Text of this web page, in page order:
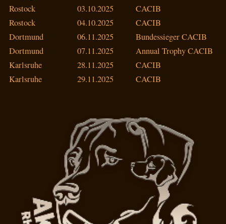
Rostock
03.10.2025
CACIB
Rostock
04.10.2025
CACIB
Dortmund
06.11.2025
Bundessieger CACIB
Dortmund
07.11.2025
Annual Trophy CACIB
Karlsruhe
28.11.2025
CACIB
Karlsruhe
29.11.2025 CACIB